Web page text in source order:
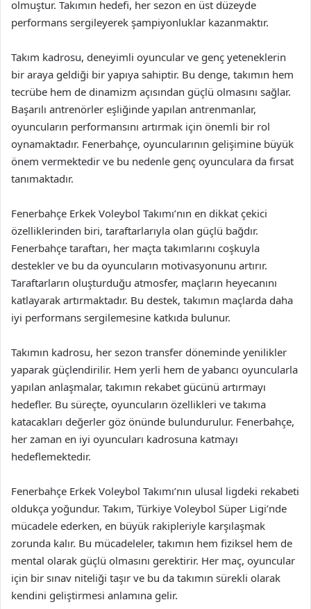
olmuştur. Takımın hedefi, her sezon en üst düzeyde
performans sergileyerek şampiyonluklar kazanmaktır.
Takım kadrosu, deneyimli oyuncular ve genç yeteneklerin
bir araya geldiği bir yapıya sahiptir. Bu denge, takımın hem
tecrübe hem de dinamizm açısından güçlü olmasını sağlar.
Başarılı antrenörler eşliğinde yapılan antrenmanlar,
oyuncuların performansını artırmak için önemli bir rol
oynamaktadır. Fenerbahçe, oyuncularının gelişimine büyük
önem vermektedir ve bu nedenle genç oyunculara da fırsat
tanımaktadır.
Fenerbahçe Erkek Voleybol Takımı’nın en dikkat çekici
özelliklerinden biri, taraftarlarıyla olan güçlü bağdır.
Fenerbahçe taraftarı, her maçta takımlarını coşkuyla
destekler ve bu da oyuncuların motivasyonunu artırır.
Taraftarların oluşturduğu atmosfer, maçların heyecanını
katlayarak artırmaktadır. Bu destek, takımın maçlarda daha
iyi performans sergilemesine katkıda bulunur.
Takımın kadrosu, her sezon transfer döneminde yenilikler
yaparak güçlendirilir. Hem yerli hem de yabancı oyuncularla
yapılan anlaşmalar, takımın rekabet gücünü artırmayı
hedefler. Bu süreçte, oyuncuların özellikleri ve takıma
katacakları değerler göz önünde bulundurulur. Fenerbahçe,
her zaman en iyi oyuncuları kadrosuna katmayı
hedeflemektedir.
Fenerbahçe Erkek Voleybol Takımı’nın ulusal ligdeki rekabeti
oldukça yoğundur. Takım, Türkiye Voleybol Süper Ligi’nde
mücadele ederken, en büyük rakipleriyle karşılaşmak
zorunda kalır. Bu mücadeleler, takımın hem fiziksel hem de
mental olarak güçlü olmasını gerektirir. Her maç, oyuncular
için bir sınav niteliği taşır ve bu da takımın sürekli olarak
kendini geliştirmesi anlamına gelir.